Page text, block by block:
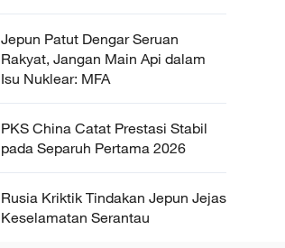
Jepun Patut Dengar Seruan
Rakyat, Jangan Main Api dalam
Isu Nuklear: MFA
PKS China Catat Prestasi Stabil
pada Separuh Pertama 2026
Rusia Kriktik Tindakan Jepun Jejas
Keselamatan Serantau